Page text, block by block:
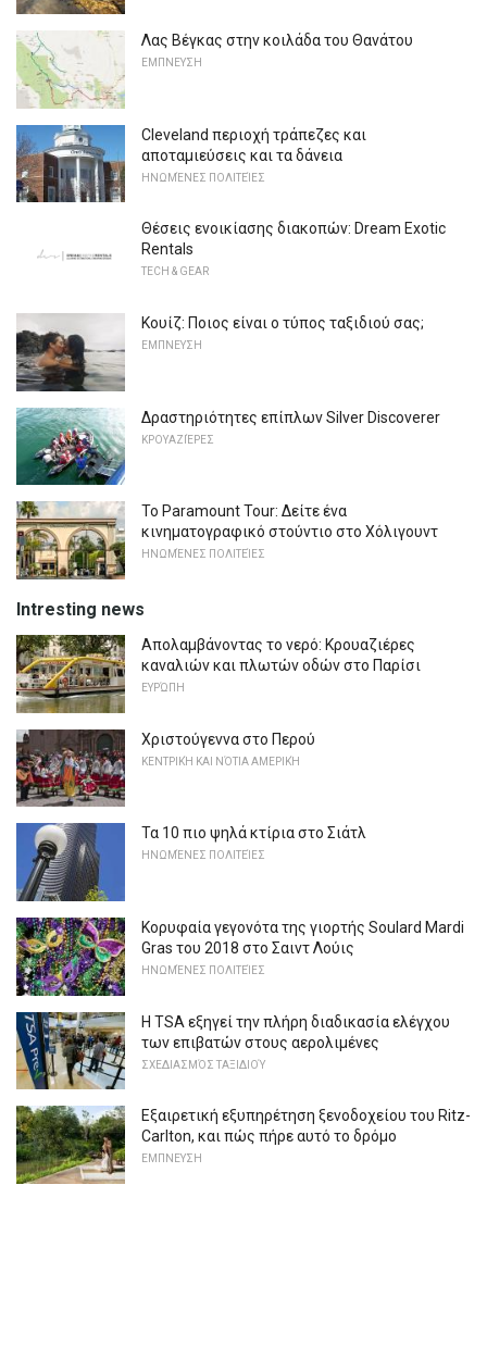
Λας Βέγκας στην κοιλάδα του Θανάτου
ΕΜΠΝΕΥΣΗ
Cleveland περιοχή τράπεζες και
αποταμιεύσεις και τα δάνεια
ΗΝΩΜΈΝΕΣ ΠΟΛΙΤΕΊΕΣ
Θέσεις ενοικίασης διακοπών: Dream Exotic
Rentals
TECH & GEAR
Κουίζ: Ποιος είναι ο τύπος ταξιδιού σας;
ΕΜΠΝΕΥΣΗ
Δραστηριότητες επίπλων Silver Discoverer
ΚΡΟΥΑΖΙΈΡΕΣ
Το Paramount Tour: Δείτε ένα
κινηματογραφικό στούντιο στο Χόλιγουντ
ΗΝΩΜΈΝΕΣ ΠΟΛΙΤΕΊΕΣ
Intresting news
Απολαμβάνοντας το νερό: Κρουαζιέρες
καναλιών και πλωτών οδών στο Παρίσι
ΕΥΡΏΠΗ
Χριστούγεννα στο Περού
ΚΕΝΤΡΙΚΉ ΚΑΙ ΝΌΤΙΑ ΑΜΕΡΙΚΉ
Τα 10 πιο ψηλά κτίρια στο Σιάτλ
ΗΝΩΜΈΝΕΣ ΠΟΛΙΤΕΊΕΣ
Κορυφαία γεγονότα της γιορτής Soulard Mardi
Gras του 2018 στο Σαιντ Λούις
ΗΝΩΜΈΝΕΣ ΠΟΛΙΤΕΊΕΣ
Η TSA εξηγεί την πλήρη διαδικασία ελέγχου
των επιβατών στους αερολιμένες
ΣΧΕΔΙΑΣΜΌΣ ΤΑΞΙΔΙΟΎ
Εξαιρετική εξυπηρέτηση ξενοδοχείου του Ritz-
Carlton, και πώς πήρε αυτό το δρόμο
ΕΜΠΝΕΥΣΗ